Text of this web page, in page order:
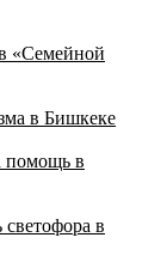
«Семейной
в Бишкеке
помощь в
в